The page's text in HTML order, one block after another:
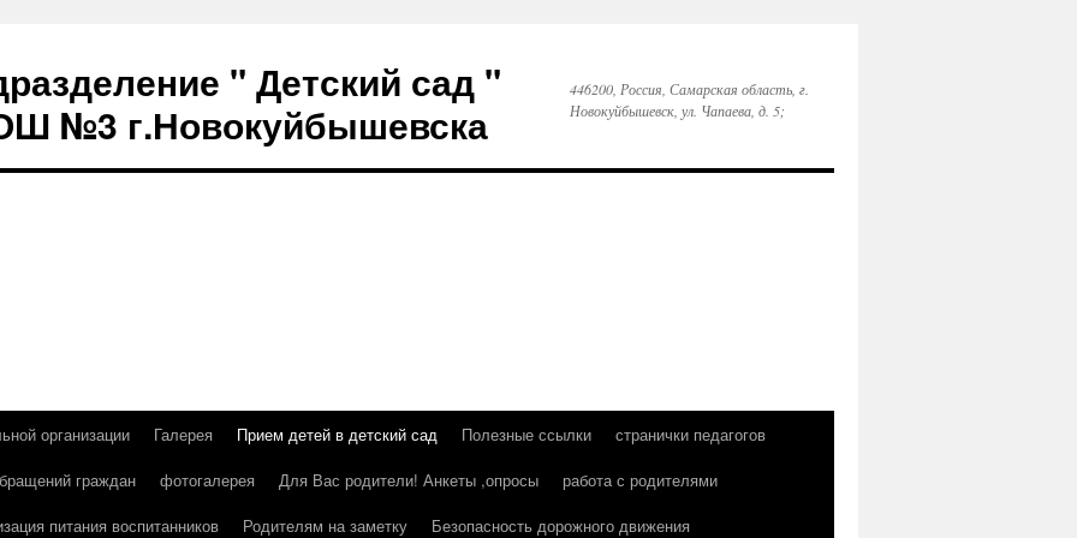
" Детский сад "
№3 г.Новокуйбышевска
446200, Россия, Самарская область, г.
Новокуйбышевск, ул. Чапаева, д. 5;
организации Галерея Прием детей в детский сад Полезные ссылки
странички педагогов
граждан фотогалерея Для Вас родители! Анкеты ,опросы
работа с родителями
питания воспитанников Родителям на заметку
Безопасность дорожного движения